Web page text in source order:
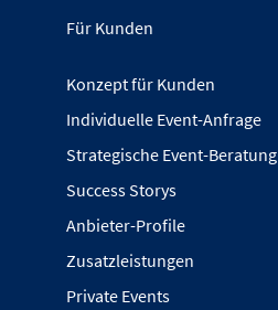
Für Kunden
Konzept für Kunden
Individuelle Event-Anfrage
Strategische Event-Beratung
Success Storys
Anbieter-Profile
Zusatzleistungen
Private Events